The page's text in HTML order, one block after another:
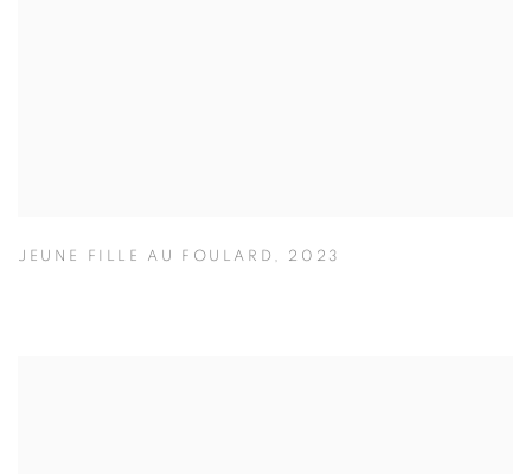
JEUNE FILLE AU FOULARD , 2023